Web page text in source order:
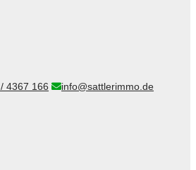
4367 166 info@sattlerimmo.de